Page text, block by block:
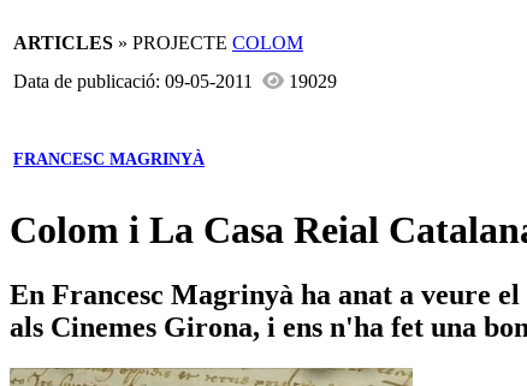
ARTICLES » PROJECTE COLOM
Data de publicació: 09-05-2011
19029
FRANCESC MAGRINYÀ
Colom i La Casa Reial
En Francesc Magrinyà ha anat a veure el
als Cinemes Girona, i ens n'ha fet una